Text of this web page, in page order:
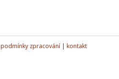
podmínky zpracování | kontakt